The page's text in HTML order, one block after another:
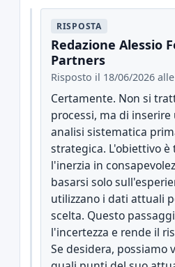
RISPOSTA
Redazione Alessio
Partners
Risposto il 18/06/2026
Certamente. Non si
processi, ma di
analisi sistematica
strategica. L'obiettivo è
l'inerzia in
basarsi solo
utilizzano i dati attuali
scelta. Questo
l'incertezza e rende il
Se desidera, possiamo